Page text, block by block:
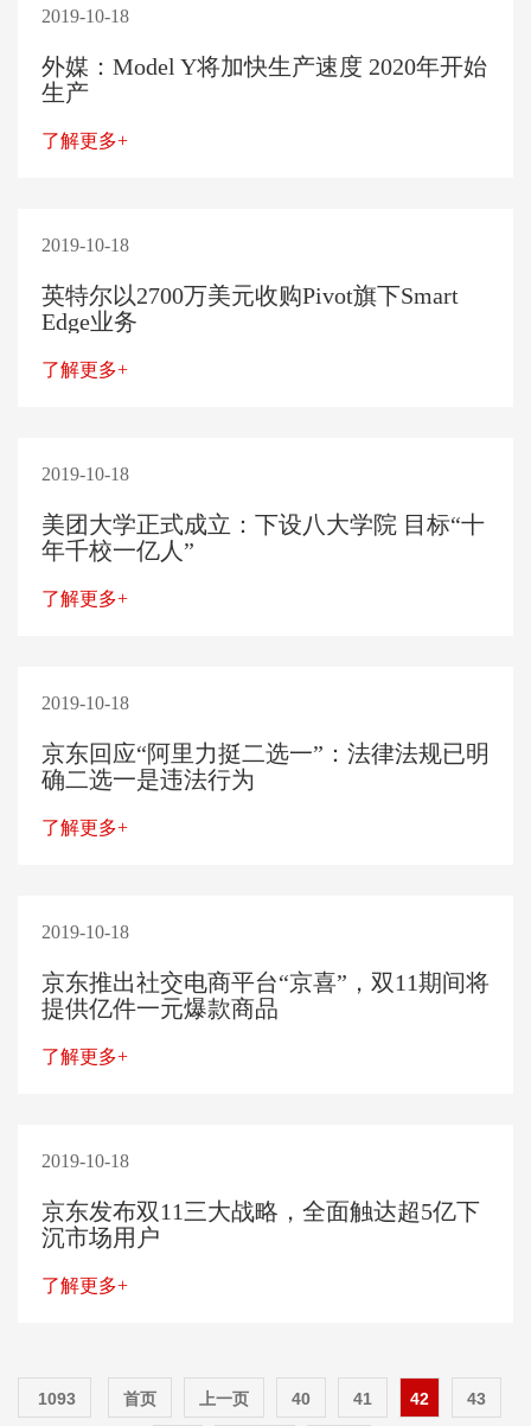
2019-10-18
外媒：Model Y将加快生产速度 2020年开始
生产
了解更多+
2019-10-18
英特尔以2700万美元收购Pivot旗下Smart
Edge业务
了解更多+
2019-10-18
美团大学正式成立：下设八大学院 目标“十
年千校一亿人”
了解更多+
2019-10-18
京东回应“阿里力挺二选一”：法律法规已明
确二选一是违法行为
了解更多+
2019-10-18
京东推出社交电商平台“京喜”，双11期间将
提供亿件一元爆款商品
了解更多+
2019-10-18
京东发布双11三大战略，全面触达超5亿下
沉市场用户
了解更多+
1093 首页 上一页 40 41 42 43